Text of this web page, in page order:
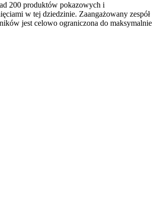
200 produktów pokazowych i
w tej dziedzinie. Zaangażowany zespół
jest celowo ograniczona do maksymalnie